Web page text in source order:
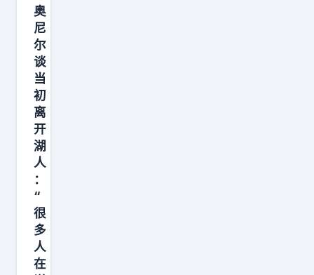
依
旧
可
以
交
出
2
8
分
1
0
篮
板
的
但
他
的
职
业
生
涯
足
够
漫
长
，
既
为
他
和
科
比
关
系
破
裂
导
致
分
道
扬
奥
尼
尔
谈
当
初
离
开
湖
人
：
“
很
多
人
在